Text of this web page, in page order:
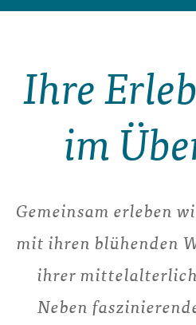
Ihre
im
Gemeinsam erleben
mit ihren blühenden
ihrer
Neben